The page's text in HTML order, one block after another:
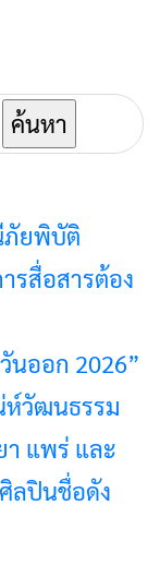
วัฒนธรรม
แพร่ และ
ลปินชื่อดัง
2026
อถึงรัฐบาล
สารปนเปื้อน
นภูมิภาค